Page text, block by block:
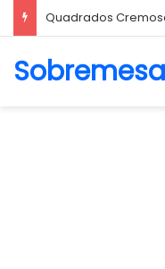
Biscoito